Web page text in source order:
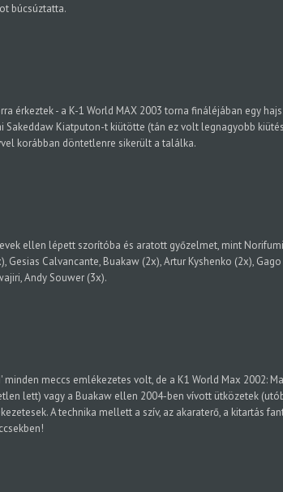
búcsúztatta.
érkeztek - a K-1 World MAX 2003 torna fináléjában egy
Sakeddaw Kiatputon-t kiütötte (tán ez volt legnagyobb
korábban döntetlenre sikerült a találka.
ellen lépett szorítóba és aratott győzelmet, mint
Gesias Calvancante, Buakaw (2x), Artur Kyshenko (2x),
Andy Souwer (3x).
minden meccs emlékezetes volt, de a K1 World Max 2002:
lett) vagy a Buakaw ellen 2004-ben vívott ütközetek
A technika mellett a szív, az akaraterő, a kitartás